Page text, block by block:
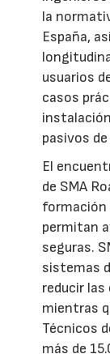
la
España,
usuarios
casos
pasivos
El
de SMA
formación
permitan
seguras.
sistemas
reducir
mientras
Técnicos
más de